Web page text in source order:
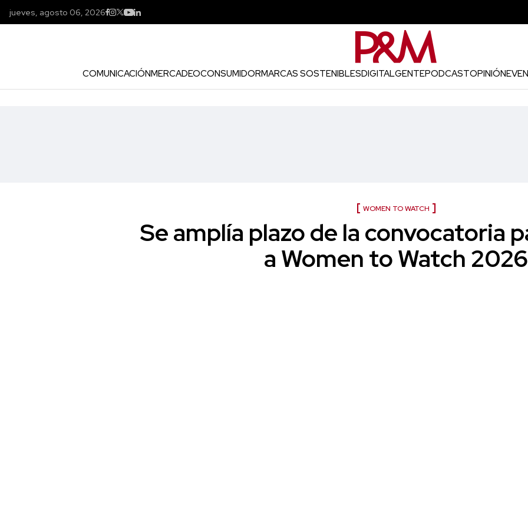
jueves, agosto 06, 2026
COMUNICACIÓNMERCADEOCONSUMIDORMARCAS SOSTENIBLESDIGITALGENTEPODCASTOPINIÓN
WOMEN TO WATCH
Se amplía plazo de la convocatoria
a Women to Watch 2026